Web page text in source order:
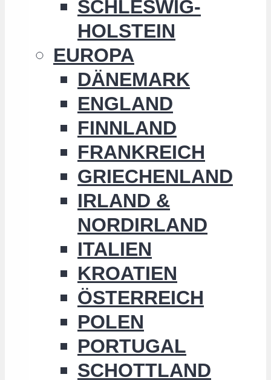
SCHLESWIG-
HOLSTEIN
EUROPA
DÄNEMARK
ENGLAND
FINNLAND
FRANKREICH
GRIECHENLAND
IRLAND &
NORDIRLAND
ITALIEN
KROATIEN
ÖSTERREICH
POLEN
PORTUGAL
SCHOTTLAND